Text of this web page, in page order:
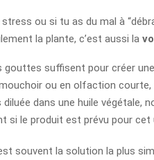
ou si tu as du mal à
la plante, c’est aussi la
gouttes suffisent pour créer
ou en olfaction courte,
diluée dans une huile végétale,
si le produit est prévu pour
souvent la solution la plus